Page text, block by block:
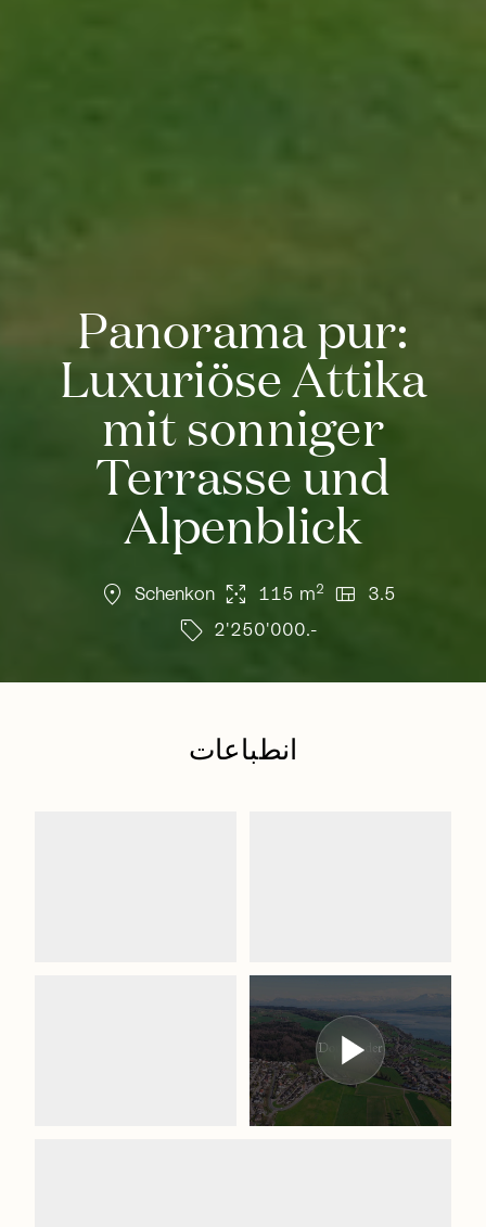
Panorama pur:
Luxuriöse Attika
mit sonniger
Terrasse und
Alpenblick
location_on Schenkon arrows_output 115 m2 view_quilt 3.5
sell 2'250'000.-
انطباعات